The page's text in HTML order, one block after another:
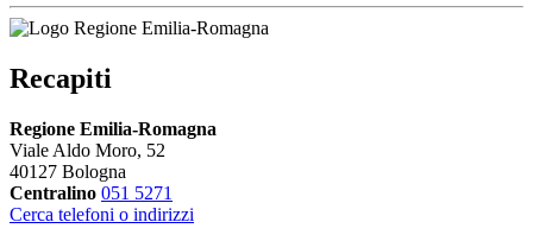
Recapiti
Regione Emilia-Romagna
Viale Aldo Moro, 52
40127 Bologna
Centralino 051 5271
Cerca telefoni o indirizzi